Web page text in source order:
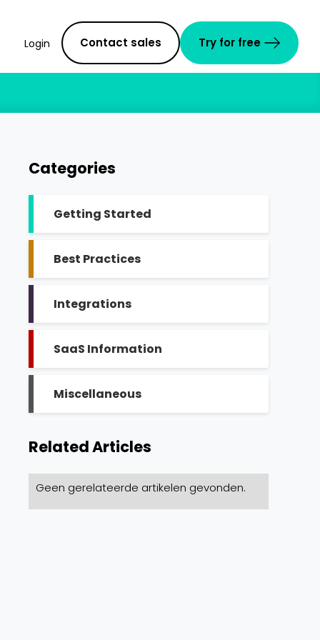
Login Contact sales Try for free
Categories
Getting Started
Best Practices
Integrations
SaaS Information
Miscellaneous
Related Articles
Geen gerelateerde artikelen gevonden.